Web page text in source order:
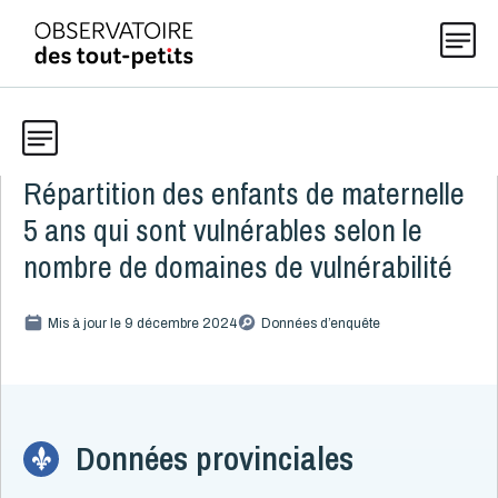
Thématiques
Explorer les données 0-5
Publications
À propos
Données
Démographie
Développement
Répartition des enfants de maternelle
5 ans qui sont vulnérables selon le
nombre de domaines de vulnérabilité
Mis à jour le 9 décembre 2024 Données d’enquête
Données provinciales